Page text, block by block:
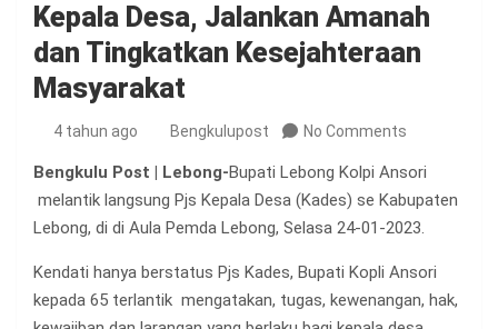
Kepala Desa, Jalankan Amanah
dan Tingkatkan Kesejahteraan
Masyarakat
4 tahun ago Bengkulupost No Comments
Bengkulu Post | Lebong-Bupati Lebong Kolpi Ansori
melantik langsung Pjs Kepala Desa (Kades) se Kabupaten
Lebong, di di Aula Pemda Lebong, Selasa 24-01-2023.
Kendati hanya berstatus Pjs Kades, Bupati Kopli Ansori
kepada 65 terlantik mengatakan, tugas, kewenangan, hak,